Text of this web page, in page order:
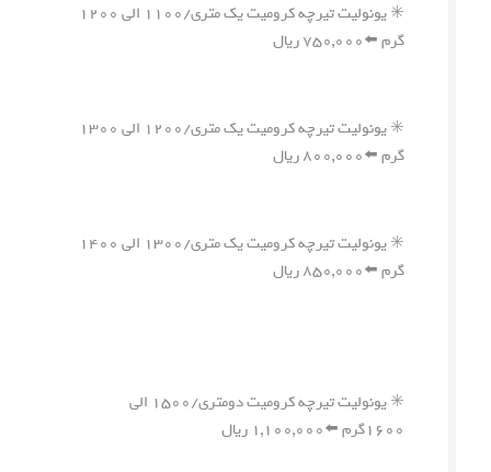
✳️ یونولیت تیرچه کرومیت یک متری/۱۱۰۰ الی ۱۲۰۰
گرم ⬅️۷۵۰,۰۰۰ ریال
✳️ یونولیت تیرچه کرومیت یک متری/۱۲۰۰ الی ۱۳۰۰
گرم ⬅️۸۰۰,۰۰۰ ریال
✳️ یونولیت تیرچه کرومیت یک متری/۱۳۰۰ الی ۱۴۰۰
گرم ⬅️۸۵۰,۰۰۰ ریال
✳️ یونولیت تیرچه کرومیت دومتری/۱۵۰۰ الی
۱۶۰۰گرم ⬅️۱,۱۰۰,۰۰۰ ریال